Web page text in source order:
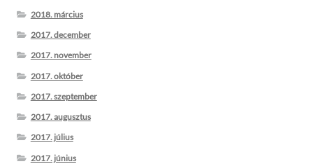
2018. március
2017. december
2017. november
2017. október
2017. szeptember
2017. augusztus
2017. július
2017. június